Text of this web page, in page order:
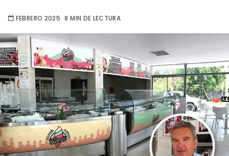
FEBRERO 2025 8 MIN DE LECTURA